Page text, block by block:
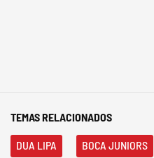
TEMAS RELACIONADOS
DUA LIPA BOCA JUNIORS